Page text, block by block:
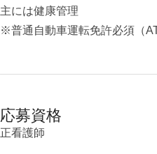
主には健康管理
※普通自動車運転免許必須（
応募資格
正看護師